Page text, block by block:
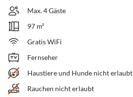
Max. 4 Gäste
97 m²
Gratis WiFi
Fernseher
Haustiere und Hunde nicht erlaubt
Rauchen nicht erlaubt